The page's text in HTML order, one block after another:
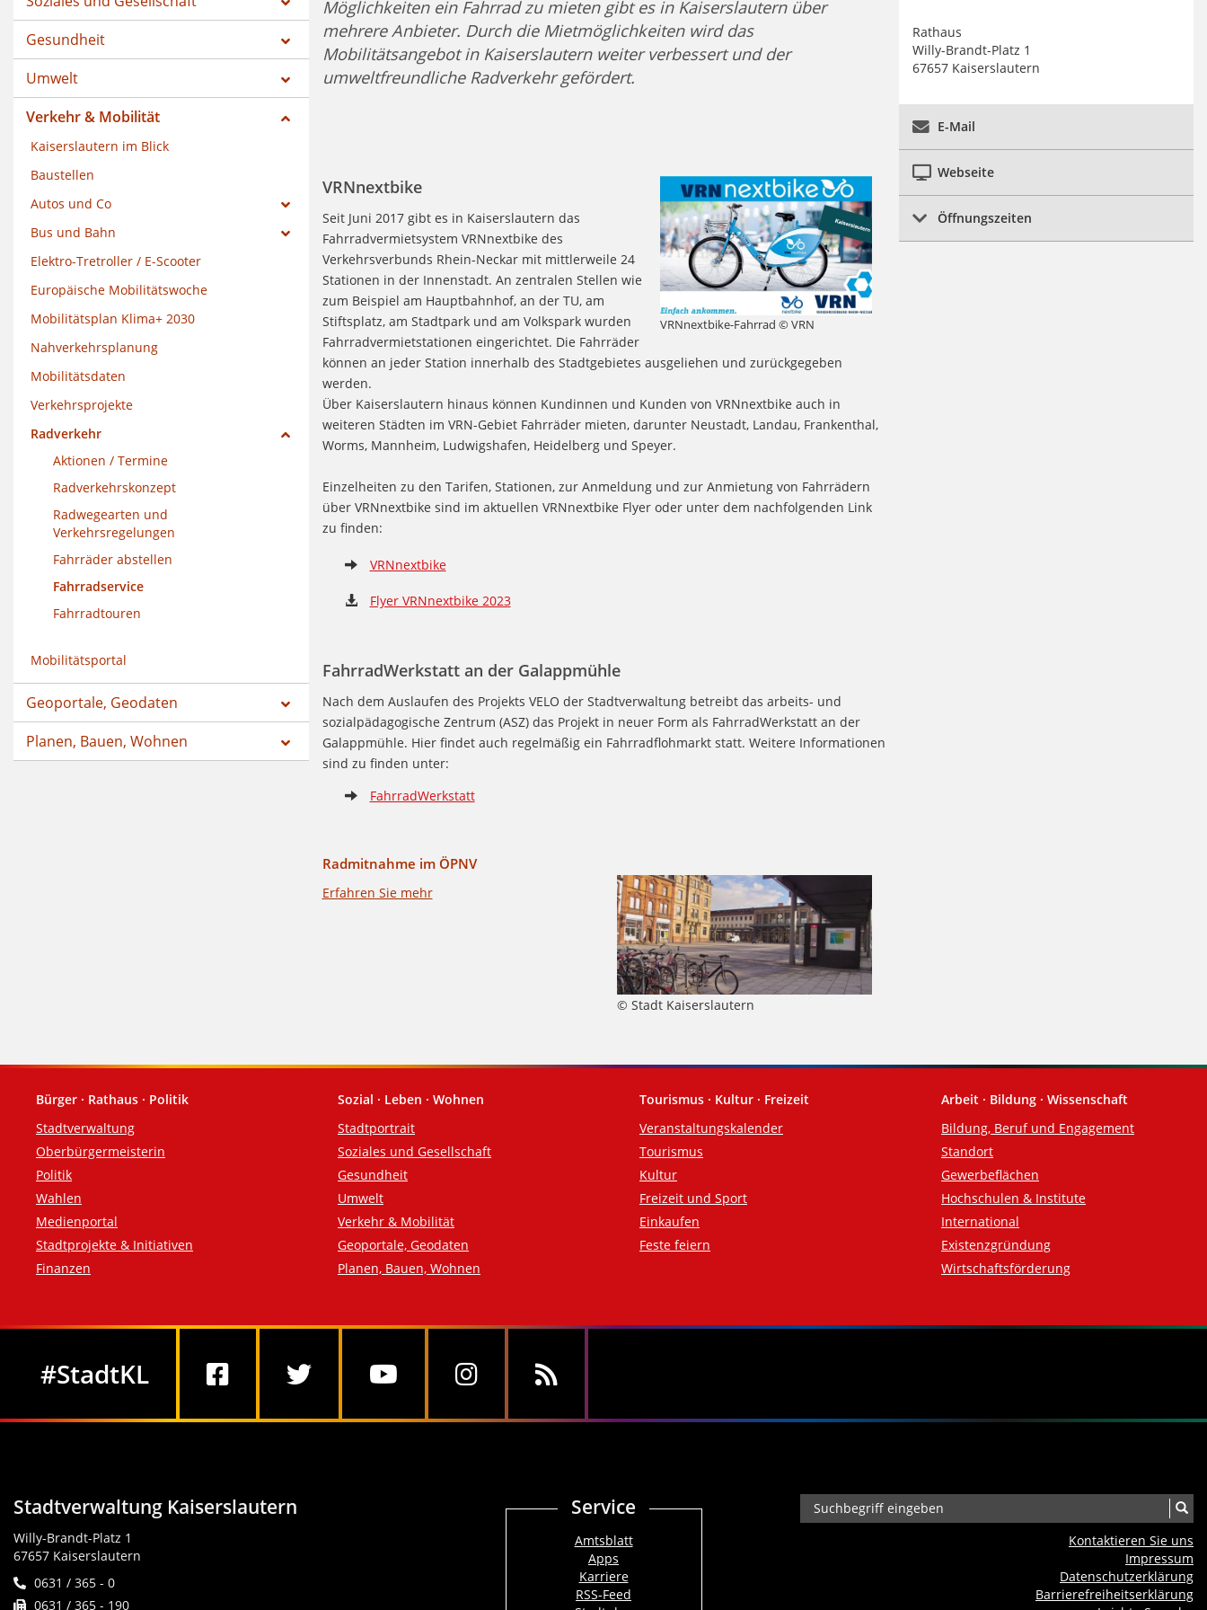
Gesundheit
Umwelt
Verkehr & Mobilität
Kaiserslautern im Blick
Baustellen
Autos und Co
Bus und Bahn
Elektro-Tretroller / E-Scooter
Europäische Mobilitätswoche
Mobilitätsplan Klima+ 2030
Nahverkehrsplanung
Mobilitätsdaten
Verkehrsprojekte
Radverkehr
Aktionen / Termine
Radverkehrskonzept
Radwegearten und
Verkehrsregelungen
Fahrräder abstellen
Fahrradservice
Fahrradtouren
Mobilitätsportal
Geoportale, Geodaten
Planen, Bauen, Wohnen
Möglichkeiten ein Fahrrad zu mieten gibt es in Kaiserslautern über
mehrere Anbieter. Durch die Mietmöglichkeiten wird das
Mobilitätsangebot in Kaiserslautern weiter verbessert und der
umweltfreundliche Radverkehr gefördert.
VRNnextbike-Fahrrad © VRN
VRNnextbike
Seit Juni 2017 gibt es in Kaiserslautern das
Fahrradvermietsystem VRNnextbike des
Verkehrsverbunds Rhein-Neckar mit mittlerweile 24
Stationen in der Innenstadt. An zentralen Stellen wie
zum Beispiel am Hauptbahnhof, an der TU, am
Stiftsplatz, am Stadtpark und am Volkspark wurden
Fahrradvermietstationen eingerichtet. Die Fahrräder
können an jeder Station innerhalb des Stadtgebietes ausgeliehen und zurückgegeben
werden.
Über Kaiserslautern hinaus können Kundinnen und Kunden von VRNnextbike auch in
weiteren Städten im VRN-Gebiet Fahrräder mieten, darunter Neustadt, Landau, Frankenthal,
Worms, Mannheim, Ludwigshafen, Heidelberg und Speyer.
Einzelheiten zu den Tarifen, Stationen, zur Anmeldung und zur Anmietung von Fahrrädern
über VRNnextbike sind im aktuellen VRNnextbike Flyer oder unter dem nachfolgenden Link
zu finden:
VRNnextbike
Flyer VRNnextbike 2023
FahrradWerkstatt an der Galappmühle
Nach dem Auslaufen des Projekts VELO der Stadtverwaltung betreibt das arbeits- und
sozialpädagogische Zentrum (ASZ) das Projekt in neuer Form als FahrradWerkstatt an der
Galappmühle. Hier findet auch regelmäßig ein Fahrradflohmarkt statt. Weitere Informationen
sind zu finden unter:
FahrradWerkstatt
Radmitnahme im ÖPNV
Erfahren Sie mehr
© Stadt Kaiserslautern
Rathaus
Willy-Brandt-Platz 1
67657 Kaiserslautern
E-Mail
Webseite
Öffnungszeiten
Fußzeile
Bürger · Rathaus · Politik
Stadtverwaltung
Oberbürgermeisterin
Politik
Wahlen
Medienportal
Stadtprojekte & Initiativen
Finanzen
Sozial · Leben · Wohnen
Stadtportrait
Soziales und Gesellschaft
Gesundheit
Umwelt
Verkehr & Mobilität
Geoportale, Geodaten
Planen, Bauen, Wohnen
Tourismus · Kultur · Freizeit
Veranstaltungskalender
Tourismus
Kultur
Freizeit und Sport
Einkaufen
Feste feiern
Arbeit · Bildung · Wissenschaft
Bildung, Beruf und Engagement
Standort
Gewerbeflächen
Hochschulen & Institute
International
Existenzgründung
Wirtschaftsförderung
#StadtKL
Stadtverwaltung Kaiserslautern
Willy-Brandt-Platz 1
67657 Kaiserslautern
0631 / 365 - 0
0631 / 365 - 190
Service
Amtsblatt
Apps
Karriere
RSS-Feed
Kontaktieren Sie uns
Impressum
Datenschutzerklärung
Barrierefreiheits­erklärung